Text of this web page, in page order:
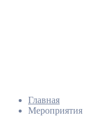
Главная
Мероприятия